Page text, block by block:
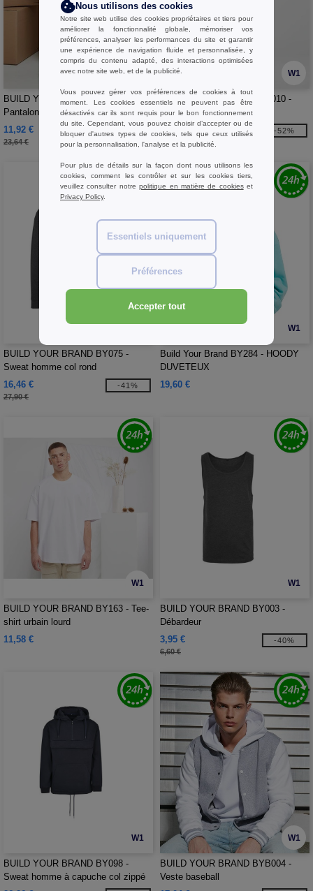
W1
BUILD YOUR BRAND BYB002 -
Pantalon de jogging
11,92 €
23,64 €
-50%
W1
BUILD YOUR BRAND BYB010 -
Tee-shirt col rond 140
3,55 €
7,47 €
-52%
BUILD YOUR BRAND BY075 -
Sweat homme col rond
16,46 €
27,90 €
-41%
W1
Build Your Brand BY284 - HOODY
DUVETEUX
19,60 €
W1
BUILD YOUR BRAND BY163 - Tee-
shirt urbain lourd
11,58 €
W1
BUILD YOUR BRAND BY003 -
Débardeur
3,95 €
6,60 €
-40%
W1
BUILD YOUR BRAND BY098 -
Sweat homme à capuche col zippé
W1
BUILD YOUR BRAND BYB004 -
Veste baseball
Nous utilisons des cookies
Notre site web utilise des cookies propriétaires et tiers pour
améliorer la fonctionnalité globale, mémoriser vos
préférences, analyser les performances du site et garantir
une expérience de navigation fluide et personnalisée, y
compris du contenu adapté, des interactions optimisées
avec notre site web, et de la publicité.
Vous pouvez gérer vos préférences de cookies à tout
moment. Les cookies essentiels ne peuvent pas être
désactivés car ils sont requis pour le bon fonctionnement
du site. Cependant, vous pouvez choisir d’accepter ou de
bloquer d'autres types de cookies, tels que ceux utilisés
pour la personnalisation, l'analyse et la publicité.
Pour plus de détails sur la façon dont nous utilisons les
cookies, comment les contrôler et sur les cookies tiers,
veuillez consulter notrepolitique en matière de cookieset
Privacy Policy.
Essentiels uniquement
Préférences
Accepter tout